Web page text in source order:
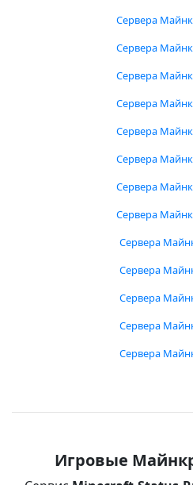
Сервера
Сервера
Сервера
Сервера
Сервера
Сервера
Сервера
Сервера
Сервера
Сервера
Сервера
Сервера
Сервера
Игровые